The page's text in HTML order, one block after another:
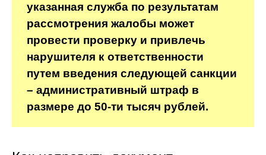
указанная служба по результатам
рассмотрения жалобы может
провести проверку и привлечь
нарушителя к ответственности
путем введения следующей санкции
– административный штраф в
размере до 50-ти тысяч рублей.